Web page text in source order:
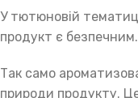
У тютюновій
продукт є
Так само
природи продукту.